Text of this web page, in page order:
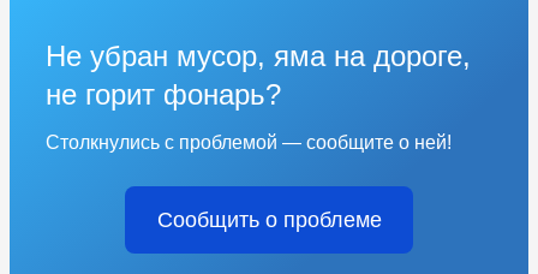
Не убран мусор, яма на дороге,
не горит фонарь?
Столкнулись с проблемой — сообщите о ней!
Сообщить о проблеме